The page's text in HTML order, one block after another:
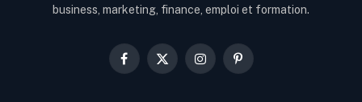
business, marketing, finance, emploi et formation.
Facebook
X
InstagramPinterest